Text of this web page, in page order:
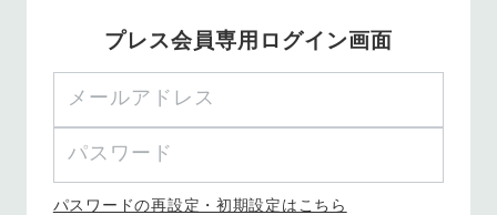
プレス会員専用ログイン画面
パスワードの再設定・初期設定はこちら